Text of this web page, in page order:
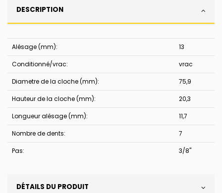
DESCRIPTION
Alésage (mm): 13
Conditionné/vrac: vrac
Diametre de la cloche (mm): 75,9
Hauteur de la cloche (mm): 20,3
Longueur alésage (mm): 11,7
Nombre de dents: 7
Pas: 3/8''
DÉTAILS DU PRODUIT